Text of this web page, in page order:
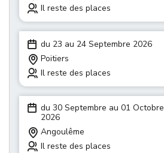
Il reste des places
du 23 au 24 Septembre 2026
Poitiers
Il reste des places
du 30 Septembre au 01 Octobre
2026
Angoulême
Il reste des places